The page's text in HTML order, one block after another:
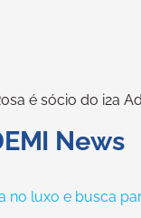
é sócio do i2a
News
no luxo e busca